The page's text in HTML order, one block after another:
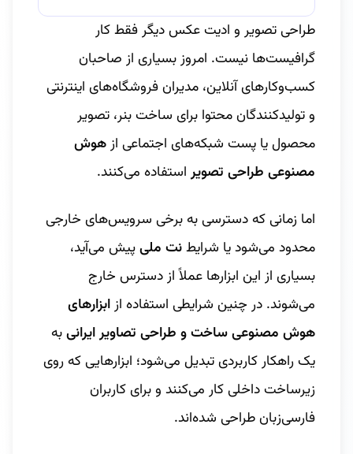
طراحی تصویر و ادیت عکس دیگر فقط کار
گرافیست‌ها نیست. امروز بسیاری از صاحبان
کسب‌وکارهای آنلاین، مدیران فروشگاه‌های اینترنتی
و تولیدکنندگان محتوا برای ساخت بنر، تصویر
محصول یا پست شبکه‌های اجتماعی از هوش
مصنوعی طراحی تصویراستفاده می‌کنند.
اما زمانی که دسترسی به برخی سرویس‌های خارجی
محدود می‌شود یا شرایطنت ملیپیش می‌آید،
بسیاری از این ابزارها عملاً از دسترس خارج
می‌شوند. در چنین شرایطی استفاده از ابزارهای
هوش مصنوعی ساخت و طراحی تصاویر ایرانیبه
یک راهکار کاربردی تبدیل می‌شود؛ ابزارهایی که روی
زیرساخت داخلی کار می‌کنند و برای کاربران
فارسی‌زبان طراحی شده‌اند.